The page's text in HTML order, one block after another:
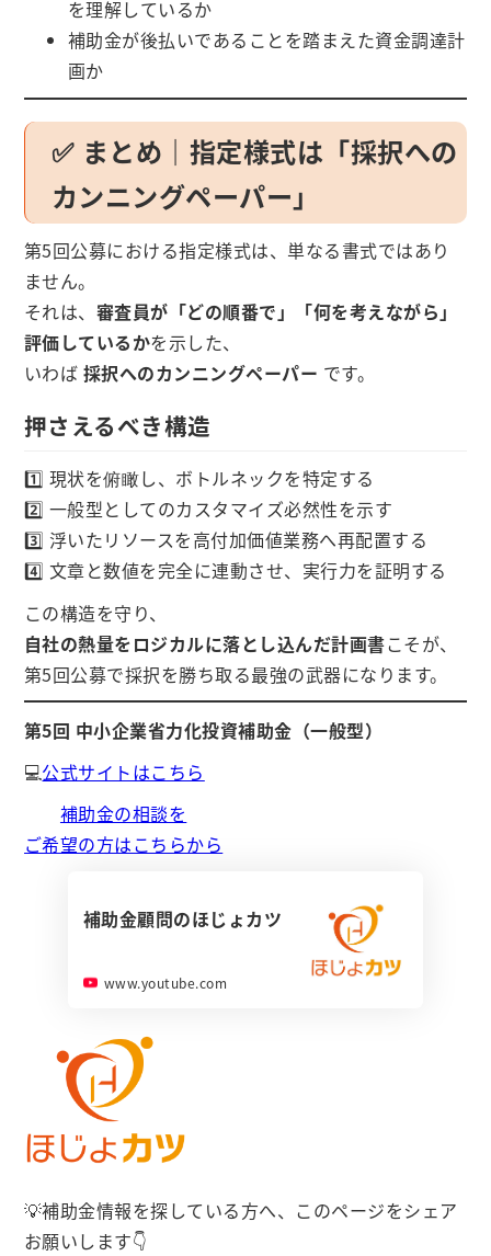
を理解しているか
補助金が後払いであることを踏まえた資金調達計
画か
✅ まとめ｜指定様式は「採択への
カンニングペーパー」
第5回公募における指定様式は、単なる書式ではあり
ません。
それは、 審査員が「どの順番で」「何を考えながら」
評価しているかを示した、
いわば 採択へのカンニングペーパー です。
押さえるべき構造
1️⃣ 現状を俯瞰し、ボトルネックを特定する
2️⃣ 一般型としてのカスタマイズ必然性を示す
3️⃣ 浮いたリソースを高付加価値業務へ再配置する
4️⃣ 文章と数値を完全に連動させ、実行力を証明する
この構造を守り、
自社の熱量をロジカルに落とし込んだ計画書こそが、
第5回公募で採択を勝ち取る最強の武器になります。
第5回 中小企業省力化投資補助金（一般型）
💻公式サイトはこちら
補助金の相談を
ご希望の方はこちらから
補助金顧問のほじょカツ
www.youtube.com
💡補助金情報を探している方へ、このページをシェア
お願いします👇